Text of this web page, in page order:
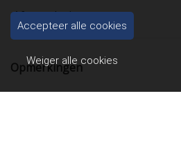
Opmerkingen
Accepteer alle cookies
Weiger alle cookies